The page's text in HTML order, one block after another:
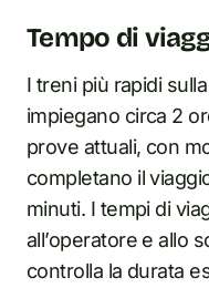
Tempo di
I treni più rapidi
impiegano circa 2
prove attuali, con
completano il
minuti. I tempi di
all’operatore e allo
controlla la durata